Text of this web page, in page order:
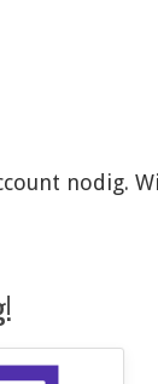
nodig.